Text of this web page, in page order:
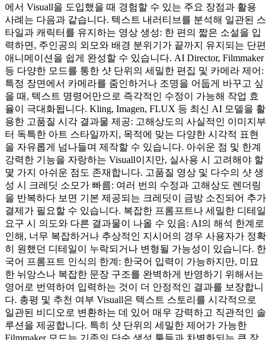
에서 Visuall을 도입했을 때 경험할 수 있는 주요 장점과 활용
사례는 다음과 같습니다. 텍스트 내러티브를 분석해 일관된 스
타일과 캐릭터를 유지하는 영상 생성: 한 편의 짧은 소설을 입
력하면, 주인공의 외모와 배경 분위기가 끝까지 유지되는 단편
애니메이션을 쉽게 완성할 수 있습니다. AI Director, Filmmaker
등 다양한 모드를 통한 샷 단위의 세밀한 편집 및 카메라 제어:
특정 장면에서 카메라를 줌인하거나 조명을 어둡게 바꾸고 싶
을 때, 텍스트 명령어만으로 즉각적인 수정이 가능해 작업 효
율이 극대화됩니다. Kling, Imagen, FLUX 등 최신 AI 모델을 활
용한 고품질 시각 결과물 제공: 고해상도의 사실적인 이미지부
터 독특한 아트 스타일까지, 목적에 맞는 다양한 시각적 표현
을 자유롭게 넘나들며 제작할 수 있습니다. 아쉬운 점 및 한계
강력한 기능을 자랑하는 Visuall이지만, 실사용 시 고려해야 할
몇 가지 아쉬운 점도 존재합니다. 고품질 영상 및 다수의 샷 생
성 시 크레딧 소모가 빠름: 여러 번의 수정과 고해상도 렌더링
을 반복하다 보면 기본 제공되는 크레딧이 금방 소진되어 추가
결제가 필요할 수 있습니다. 복잡한 프롬프트나 세밀한 디테일
요구 시 의도와 다른 결과물이 나올 수 있음: AI의 해석 한계로
인해, 너무 복잡하거나 추상적인 지시어의 경우 사용자가 정확
히 원했던 디테일이 누락되거나 변형될 가능성이 있습니다. 한
국어 프롬프트 인식의 한계: 한국어 입력이 가능하지만, 미묘
한 뉘앙스나 복잡한 문장 구조를 완벽하게 반영하기 위해서는
영어로 번역하여 입력하는 것이 더 안정적인 결과를 보장합니
다. 총평 및 추천 여부 Visuall은 텍스트 스토리를 시각적으로
일관된 비디오로 변환하는 데 있어 매우 강력하고 직관적인 솔
루션을 제공합니다. 특히 샷 단위의 세밀한 제어가 가능한
Filmmaker 모드는 기존의 단순 생성 툴들과 차별화되는 큰 장